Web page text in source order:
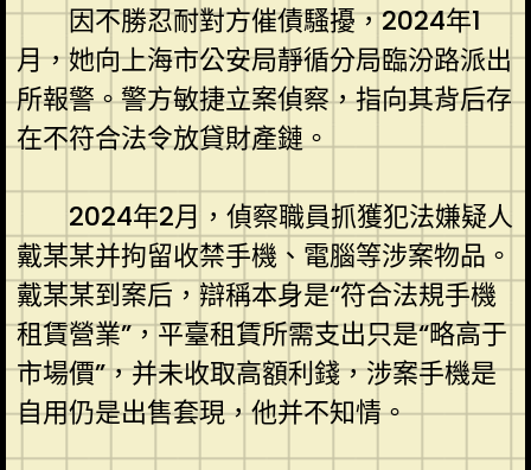
因不勝忍耐對方催債騷擾，2024年1
月，她向上海市公安局靜循分局臨汾路派出
所報警。警方敏捷立案偵察，指向其背后存
在不符合法令放貸財產鏈。
2024年2月，偵察職員抓獲犯法嫌疑人
戴某某并拘留收禁手機、電腦等涉案物品。
戴某某到案后，辯稱本身是“符合法規手機
租賃營業”，平臺租賃所需支出只是“略高于
市場價”，并未收取高額利錢，涉案手機是
自用仍是出售套現，他并不知情。